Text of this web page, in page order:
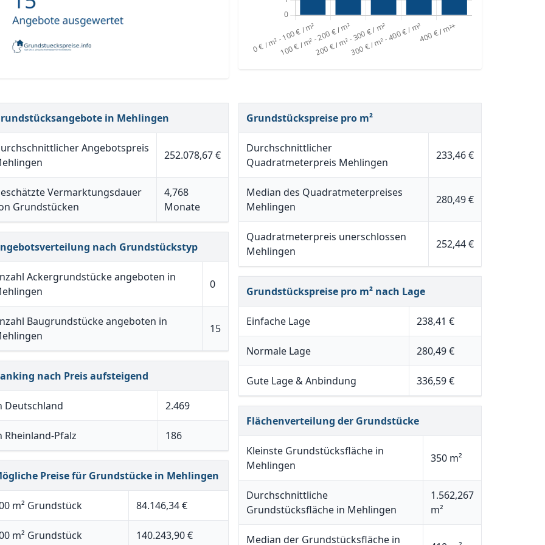
in Mehlingen
Angebotspreis
252.078,67 €
Vermarktungsdauer
Grundstücken
4,768
Monate
nach Grundstückstyp
Ackergrundstücke angeboten in
0
Baugrundstücke angeboten in
15
nach Preis aufsteigend
Deutschland 2.469
Rheinland-Pfalz 186
Preise für Grundstücke in Mehlingen
m² Grundstück 84.146,34 €
m² Grundstück 140.243,90 €
Grundstückspreise pro m²
Durchschnittlicher
Quadratmeterpreis Mehlingen
233,46 €
Median des Quadratmeterpreises
Mehlingen
280,49 €
Quadratmeterpreis unerschlossen
Mehlingen
252,44 €
Grundstückspreise pro m² nach Lage
Einfache Lage 238,41 €
Normale Lage 280,49 €
Gute Lage & Anbindung 336,59 €
Flächenverteilung der Grundstücke
Kleinste Grundstücksfläche in
Mehlingen
350 m²
Durchschnittliche
Grundstücksfläche in Mehlingen
1.562,267
m²
Median der Grundstücksfläche in